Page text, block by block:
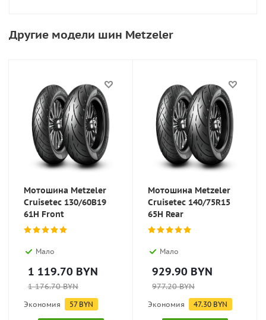
Другие модели шин Metzeler
Мотошина Metzeler
Cruisetec 130/60B19
61H Front
Мало
1 119.70 BYN
1 176.70BYN
Экономия 57BYN
Мотошина Metzeler
Cruisetec 140/75R15
65H Rear
Мало
929.90 BYN
977.20BYN
Экономия 47.30 BYN